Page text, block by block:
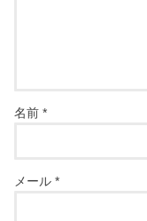
名前*
メール*